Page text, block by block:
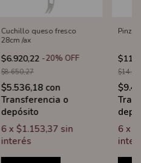
Cuchillo queso fresco
28cm /ax
$6.920,22 -20% OFF
$8.650,27
$5.536,18 con
Transferencia o
depósito
6 x $1.153,37 sin
interés
Pinza
6 x